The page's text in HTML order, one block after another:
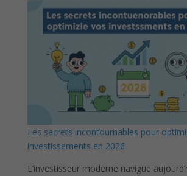
Les secrets incontournables pour
investissements en 2026
L’investisseur moderne navigue